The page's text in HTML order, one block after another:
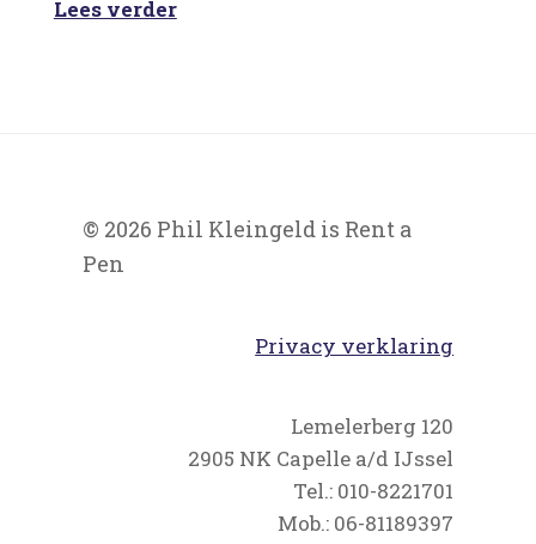
Lees verder
© 2026 Phil Kleingeld is Rent a
Pen
Privacy verklaring
Lemelerberg 120
2905 NK Capelle a/d IJssel
Tel.: 010-8221701
Mob.: 06-81189397